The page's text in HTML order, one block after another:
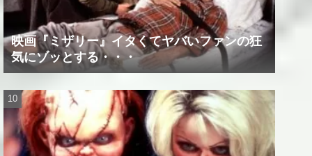
映画『ミザリー』イタくてヤバいファンの狂
気にゾッとする・・・